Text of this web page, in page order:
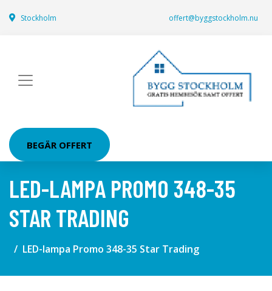
Stockholm offert@byggstockholm.nu
BEGÄR OFFERT
LED-LAMPA PROMO 348-35
STAR TRADING
LED-lampa Promo 348-35 Star Trading